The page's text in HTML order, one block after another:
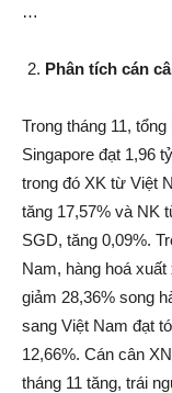
…
Phân tích cán
Trong tháng 11,
Singapore đạt 1,96
trong đó XK từ Việt
tăng 17,57% và NK
SGD, tăng 0,09%.
Nam, hàng hoá
giảm 28,36% song
sang Việt Nam đạt
12,66%. Cán cân
tháng 11 tăng, trái